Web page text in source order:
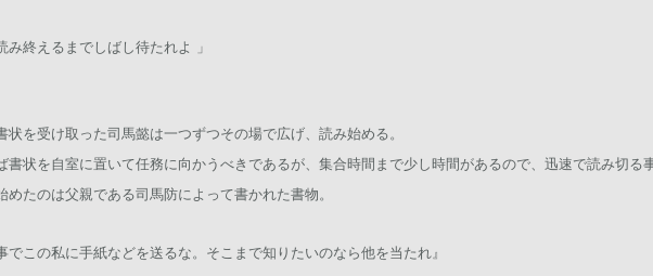
み終えるまでしばし待たれよ 」
状を受け取った司馬懿は一つずつその場で広げ、読み始める。
書状を自室に置いて任務に向かうべきであるが、集合時間まで少し時間があるので、迅速で読み切る
めたのは父親である司馬防によって書かれた書物。
でこの私に手紙などを送るな。そこまで知りたいのなら他を当たれ』